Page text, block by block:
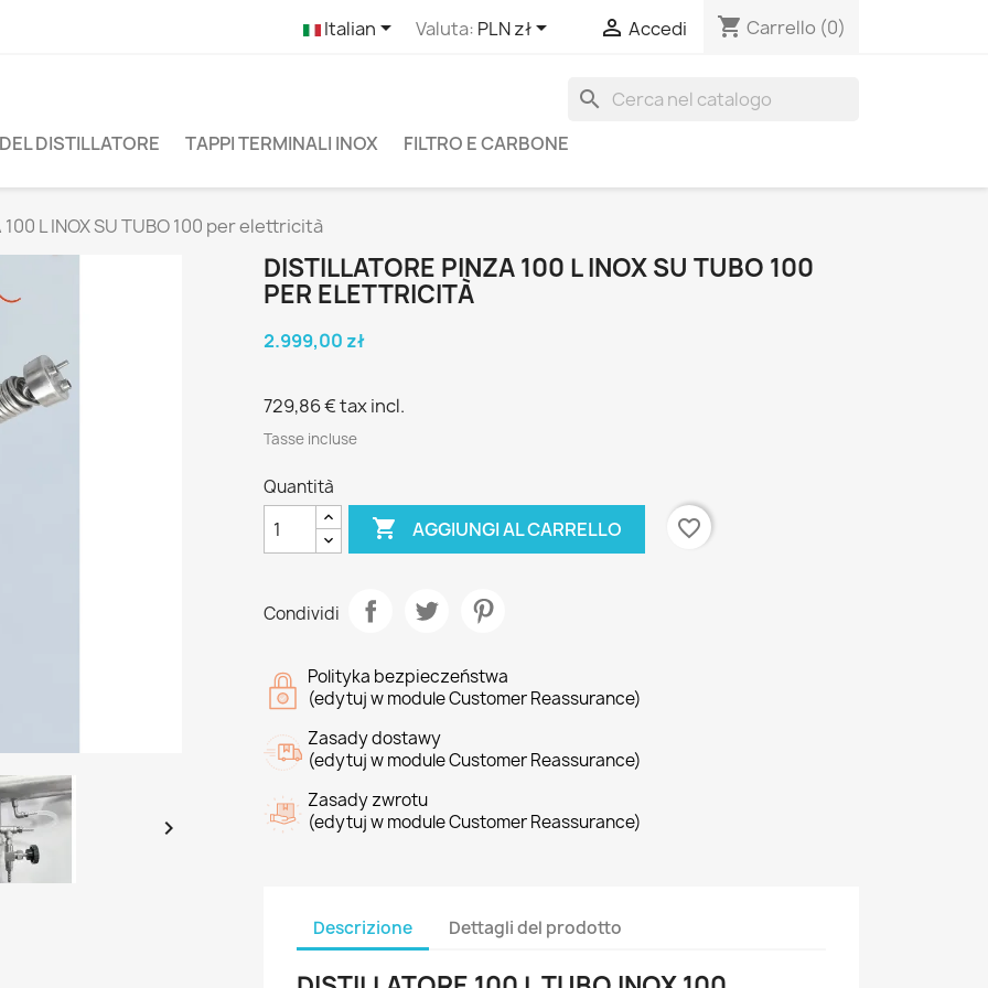
Italian Valuta: PLN zł  Accedi shopping_cart Carrello (0)
search
DISTILLATORE TAPPI TERMINALI INOX FILTRO E CARBONE
100 L INOX SU TUBO 100 per elettricità

DISTILLATORE PINZA 100 L INOX SU TUBO 100
PER ELETTRICITÀ
2.999,00 zł
729,86 €tax incl.
Tasse incluse
Quantità
 AGGIUNGI AL CARRELLO favorite_border
Condividi
Polityka bezpieczeństwa
(edytuj w module Customer Reassurance)
Zasady dostawy
(edytuj w module Customer Reassurance)
Zasady zwrotu
(edytuj w module Customer Reassurance)
Descrizione Dettagli del prodotto